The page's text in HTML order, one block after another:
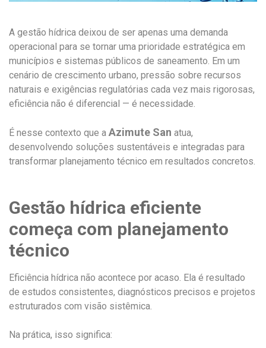
A gestão hídrica deixou de ser apenas uma demanda
operacional para se tornar uma prioridade estratégica em
municípios e sistemas públicos de saneamento. Em um
cenário de crescimento urbano, pressão sobre recursos
naturais e exigências regulatórias cada vez mais rigorosas,
eficiência não é diferencial — é necessidade.
É nesse contexto que a Azimute San atua,
desenvolvendo soluções sustentáveis e integradas para
transformar planejamento técnico em resultados concretos.
Gestão hídrica eficiente
começa com planejamento
técnico
Eficiência hídrica não acontece por acaso. Ela é resultado
de estudos consistentes, diagnósticos precisos e projetos
estruturados com visão sistêmica.
Na prática, isso significa: